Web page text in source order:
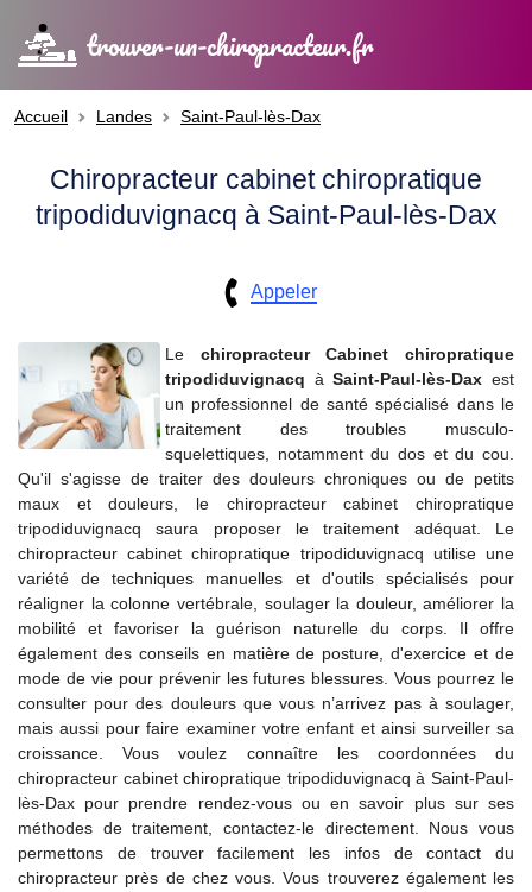
trouver-un-chiropracteur.fr
Accueil Landes Saint-Paul-lès-Dax
Chiropracteur cabinet chiropratique
tripodiduvignacq à Saint-Paul-lès-Dax
Appeler
Le chiropracteur
Cabinet chiropratique
tripodiduvignacq àSaint-Paul-lès-Dax est
un professionnel de santé spécialisé dans le
traitement des troubles musculo-
squelettiques, notamment du dos et du cou.
Qu'il s'agisse de traiter des douleurs chroniques ou de petits
maux et douleurs, le chiropracteur cabinet chiropratique
tripodiduvignacq saura proposer le traitement adéquat. Le
chiropracteur cabinet chiropratique tripodiduvignacq utilise une
variété de techniques manuelles et d'outils spécialisés pour
réaligner la colonne vertébrale, soulager la douleur, améliorer la
mobilité et favoriser la guérison naturelle du corps. Il offre
également des conseils en matière de posture, d'exercice et de
mode de vie pour prévenir les futures blessures. Vous pourrez le
consulter pour des douleurs que vous n’arrivez pas à soulager,
mais aussi pour faire examiner votre enfant et ainsi surveiller sa
croissance. Vous voulez connaître les coordonnées du
chiropracteur cabinet chiropratique tripodiduvignacq à Saint-Paul-
lès-Dax pour prendre rendez-vous ou en savoir plus sur ses
méthodes de traitement, contactez-le directement. Nous vous
permettons de trouver facilement les infos de contact du
chiropracteur près de chez vous. Vous trouverez également les